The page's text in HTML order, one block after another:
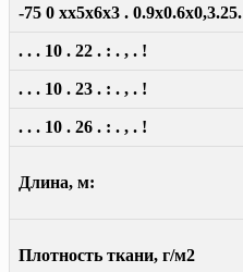
-75 0 xx5x6x3 . 0.9x0.6x0,3.25.
. . . 10 . 22 . : . , . !
. . . 10 . 23 . : . , . !
. . . 10 . 26 . : . , . !
Длина, м:
Плотность ткани, г/м2